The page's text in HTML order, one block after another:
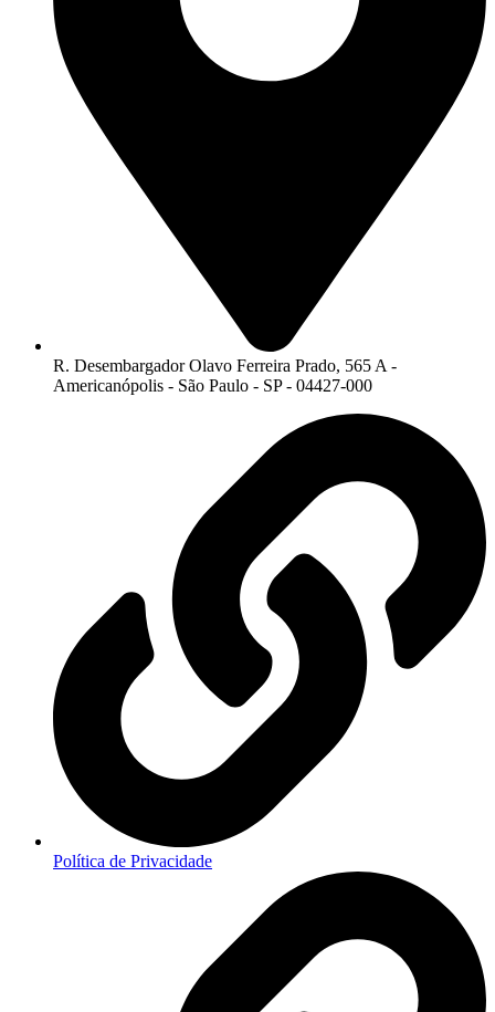
R. Desembargador Olavo Ferreira Prado, 565 A -
Americanópolis - São Paulo - SP - 04427-000
Política de Privacidade